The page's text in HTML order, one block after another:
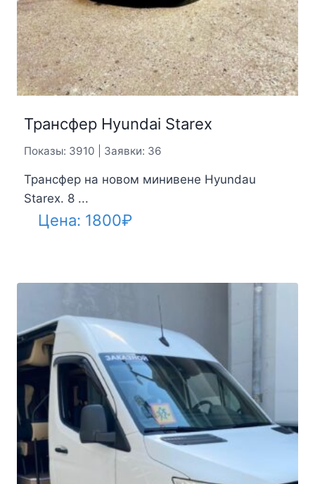
Трансфер Hyundai Starex
Показы: 3910 | Заявки: 36
Трансфер на новом минивене Hyundau
Starex. 8 ...
Цена: 1800₽